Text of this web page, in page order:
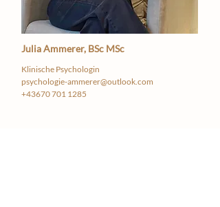
Julia Ammerer, BSc MSc
Klinische Psychologin
psychologie-ammerer@outlook.com
+43670 701 1285